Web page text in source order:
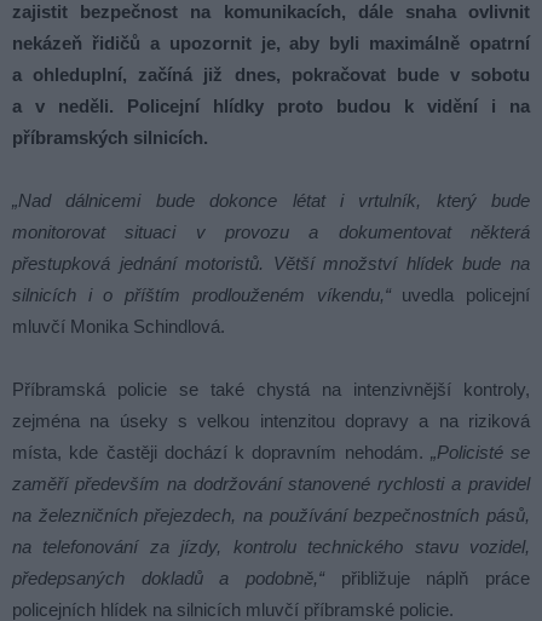
zajistit bezpečnost na komunikacích, dále snaha ovlivnit
nekázeň řidičů a upozornit je, aby byli maximálně opatrní
a ohleduplní, začíná již dnes, pokračovat bude v sobotu
a v neděli. Policejní hlídky proto budou k vidění i na
příbramských silnicích.
„Nad dálnicemi bude dokonce létat i vrtulník, který bude
monitorovat situaci v provozu a dokumentovat některá
přestupková jednání motoristů. Větší množství hlídek bude na
silnicích i o příštím prodlouženém víkendu,“uvedla policejní
mluvčí Monika Schindlová.
Příbramská policie se také chystá na intenzivnější kontroly,
zejména na úseky s velkou intenzitou dopravy a na riziková
místa, kde častěji dochází k dopravním nehodám. „Policisté se
zaměří především na dodržování stanovené rychlosti a pravidel
na železničních přejezdech, na používání bezpečnostních pásů,
na telefonování za jízdy, kontrolu technického stavu vozidel,
předepsaných dokladů a podobně,“ přibližuje náplň práce
policejních hlídek na silnicích mluvčí příbramské policie.